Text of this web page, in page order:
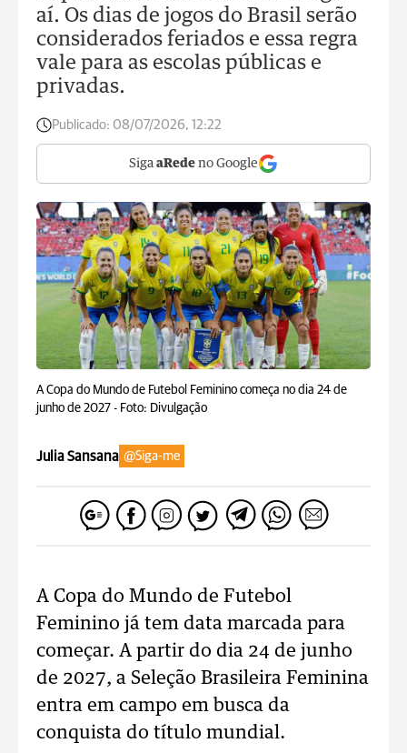
aí. Os dias de jogos do Brasil serão
considerados feriados e essa regra
vale para as escolas públicas e
privadas.
Publicado: 08/07/2026, 12:22
Siga aRede no Google
A Copa do Mundo de Futebol Feminino começa no dia 24 de
junho de 2027 - Foto: Divulgação
Julia Sansana @Siga-me
A Copa do Mundo de Futebol
Feminino já tem data marcada para
começar. A partir do dia 24 de junho
de 2027, a Seleção Brasileira Feminina
entra em campo em busca da
conquista do título mundial.